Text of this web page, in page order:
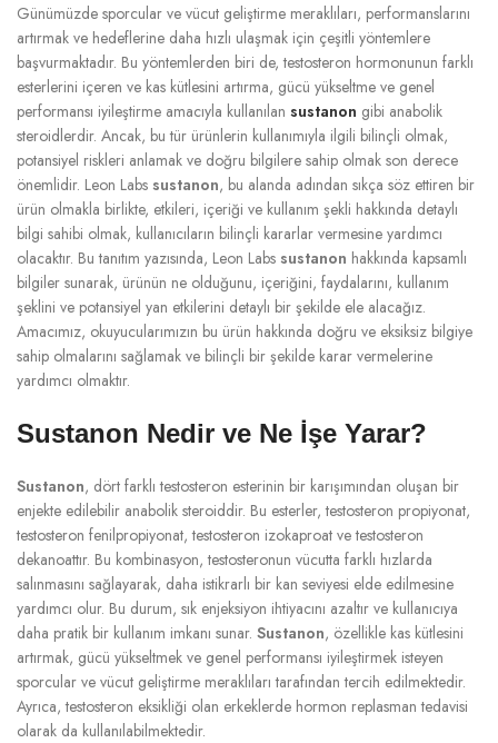
Günümüzde sporcular ve vücut geliştirme meraklıları, performanslarını
artırmak ve hedeflerine daha hızlı ulaşmak için çeşitli yöntemlere
başvurmaktadır. Bu yöntemlerden biri de, testosteron hormonunun farklı
esterlerini içeren ve kas kütlesini artırma, gücü yükseltme ve genel
performansı iyileştirme amacıyla kullanılan sustanon gibi anabolik
steroidlerdir. Ancak, bu tür ürünlerin kullanımıyla ilgili bilinçli olmak,
potansiyel riskleri anlamak ve doğru bilgilere sahip olmak son derece
önemlidir. Leon Labs sustanon, bu alanda adından sıkça söz ettiren bir
ürün olmakla birlikte, etkileri, içeriği ve kullanım şekli hakkında detaylı
bilgi sahibi olmak, kullanıcıların bilinçli kararlar vermesine yardımcı
olacaktır. Bu tanıtım yazısında, Leon Labs sustanon hakkında kapsamlı
bilgiler sunarak, ürünün ne olduğunu, içeriğini, faydalarını, kullanım
şeklini ve potansiyel yan etkilerini detaylı bir şekilde ele alacağız.
Amacımız, okuyucularımızın bu ürün hakkında doğru ve eksiksiz bilgiye
sahip olmalarını sağlamak ve bilinçli bir şekilde karar vermelerine
yardımcı olmaktır.
Sustanon Nedir ve Ne İşe Yarar?
Sustanon, dört farklı testosteron esterinin bir karışımından oluşan bir
enjekte edilebilir anabolik steroiddir. Bu esterler, testosteron propiyonat,
testosteron fenilpropiyonat, testosteron izokaproat ve testosteron
dekanoattır. Bu kombinasyon, testosteronun vücutta farklı hızlarda
salınmasını sağlayarak, daha istikrarlı bir kan seviyesi elde edilmesine
yardımcı olur. Bu durum, sık enjeksiyon ihtiyacını azaltır ve kullanıcıya
daha pratik bir kullanım imkanı sunar. Sustanon, özellikle kas kütlesini
artırmak, gücü yükseltmek ve genel performansı iyileştirmek isteyen
sporcular ve vücut geliştirme meraklıları tarafından tercih edilmektedir.
Ayrıca, testosteron eksikliği olan erkeklerde hormon replasman tedavisi
olarak da kullanılabilmektedir.